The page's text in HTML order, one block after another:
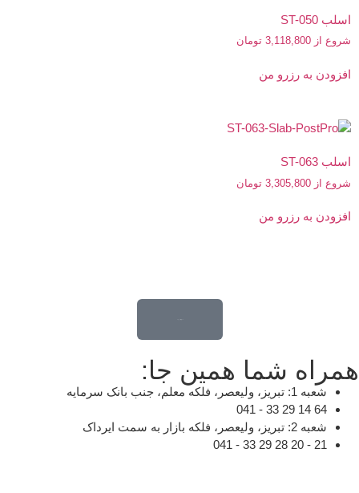
اسلب ST-050
شروع از 3,118,800 تومان
افزودن به رزرو من
اسلب ST-063
شروع از 3,305,800 تومان
افزودن به رزرو من
همراه شما همین جا:
شعبه 1: تبریز، ولیعصر، فلکه معلم، جنب بانک سرمایه
64 14 29 33 - 041
شعبه 2: تبریز، ولیعصر، فلکه بازار به سمت ایرداک
21 - 20 28 29 33 - 041